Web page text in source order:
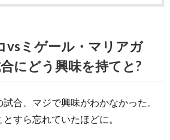
vsミゲール・マリアガ
にどう興味を持てと?
合、マジで興味がわかなかった。
すら忘れていたほどに。